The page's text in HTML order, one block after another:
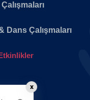
Dans Çalışmaları
x